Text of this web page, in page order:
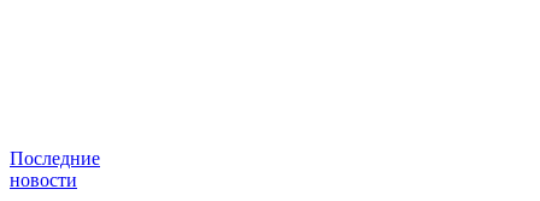
Последние
новости